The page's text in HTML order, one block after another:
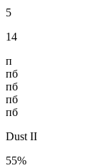
5
14
п
пб
пб
пб
пб
Dust II
55%